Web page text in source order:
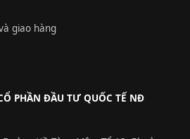
giao hàng
PHẦN ĐẦU TƯ QUỐC TẾ NĐ